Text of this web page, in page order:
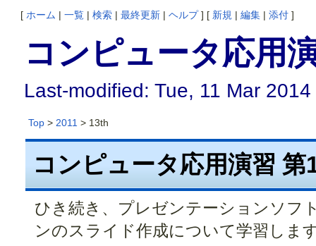
[ ホーム | 一覧 | 検索 | 最終更新 | ヘルプ] [ 新規 | 編集 | 添付 ]
コンピュータ応用
Last-modified: Tue, 11 Mar
Top> 2011 > 13th
コンピュータ応用演習 第
ひき続き、プレゼンテーションソフ
ンのスライド作成について学習しま